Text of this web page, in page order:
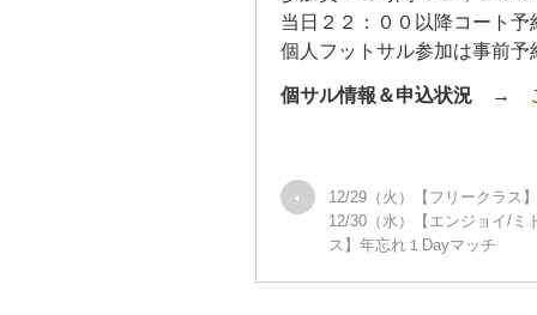
当日２２：００以降コート
個人フットサル参加は事前
個サル情報＆申込状況 →
12/29（火）【フリークラス】
12/30（水）【エンジョイ/ミ
ス】年忘れ１Dayマッチ